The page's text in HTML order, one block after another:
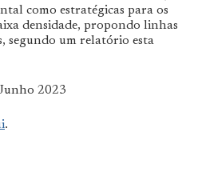
como estratégicas para os
densidade, propondo linhas
segundo um relatório esta
2023
.